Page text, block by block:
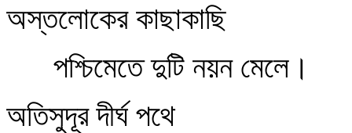
অস্তলোকের কাছাকাছি
পশ্চিমেতে দুটি নয়ন মেলে।
অতিসুদূর দীর্ঘ পথে